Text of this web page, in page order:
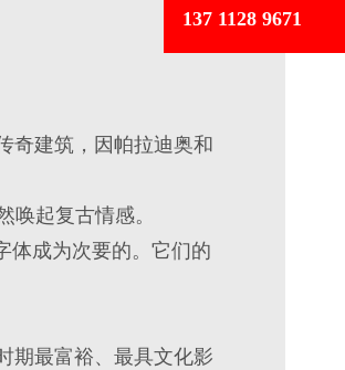
奇建筑，因帕拉迪奥和
唤起复古情感。
体成为次要的。它们的
期最富裕、最具文化影
137 1128 9671